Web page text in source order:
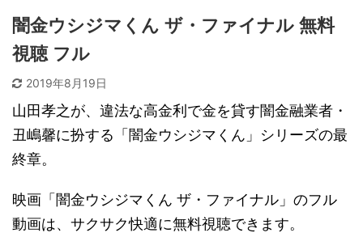
闇金ウシジマくん ザ・ファイナル 無料
視聴 フル
2019年8月19日
山田孝之が、違法な高金利で金を貸す闇金融業者・
丑嶋馨に扮する「闇金ウシジマくん」シリーズの最
終章。
映画「闇金ウシジマくん ザ・ファイナル」のフル
動画は、サクサク快適に無料視聴できます。